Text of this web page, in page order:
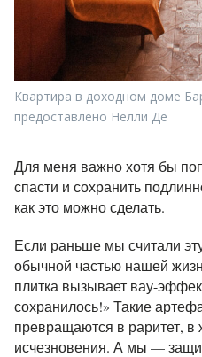
Квартира в доходном доме
предоставлено Нелли Де
Для меня важно хотя бы
спасти и сохранить
как это можно сделать.
Если раньше мы считали
обычной частью нашей
плитка вызывает вау-
сохранилось!» Такие
превращаются в раритет, в
исчезновения. А мы —